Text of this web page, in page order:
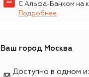
С Альфа-Банком на
Подробнее
Ваш город Москва
Доступно в одном